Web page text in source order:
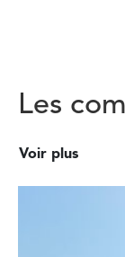
Les
Voir plus